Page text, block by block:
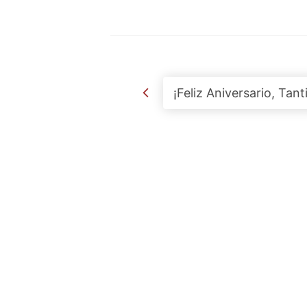
Post navigation
¡Feliz Aniversario,